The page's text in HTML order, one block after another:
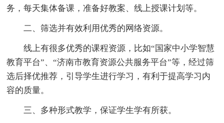
务，每天集体备课，准备好教案、线上授课计划等。
二、筛选并有效利用优秀的网络资源。
线上有很多优秀的课程资源，比如“国家中小学智慧
教育平台”、“济南市教育资源公共服务平台”等，经过筛
选后择优推荐，引导学生进行学习，有利于提高学习内
容的质量。
三、多种形式教学，保证学生学有所获。